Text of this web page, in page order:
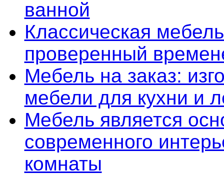
ванной
Классическая
проверенный
Мебель на заказ:
мебели для кухни и
Мебель является
современного
комнаты